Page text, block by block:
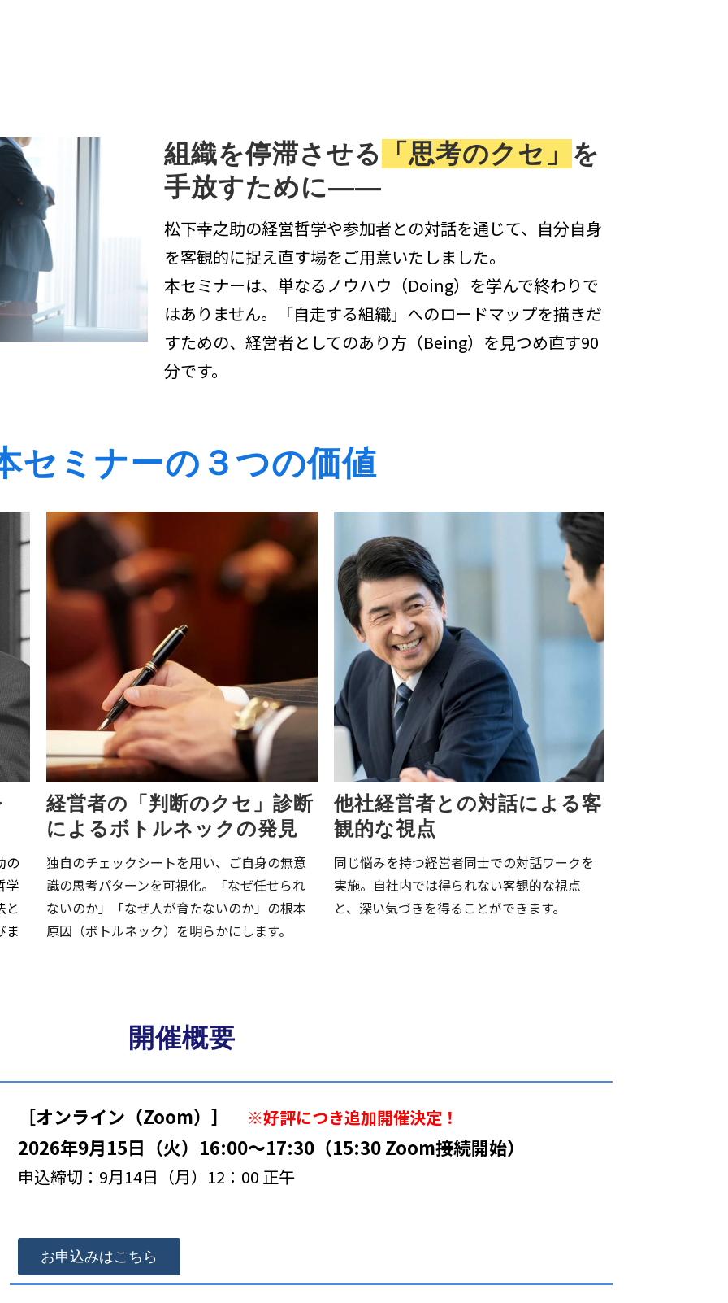
組織を停滞させる 「思考のクセ」 を
手放すために――
松下幸之助の経営哲学や参加者との対話を通じて、自分自身
を客観的に捉え直す場をご用意いたしました。
本セミナーは、単なるノウハウ（Doing）を学んで終わりで
はありません。「自走する組織」へのロードマップを描きだ
すための、経営者としてのあり方（Being）を見つめ直す90
分です。
セミナーの３つの価値
の
学
と
ま
経営者の「判断のクセ」診断
によるボトルネックの発見
独自のチェックシートを用い、ご自身の無意
識の思考パターンを可視化。「なぜ任せられ
ないのか」「なぜ人が育たないのか」の根本
原因（ボトルネック）を明らかにします。
他社経営者との対話による客
観的な視点
同じ悩みを持つ経営者同士での対話ワークを
実施。自社内では得られない客観的な視点
と、深い気づきを得ることができます。
開催概要
［オンライン（Zoom）］ ※好評につき追加開催決定！
2026年9月15日（火）16:00～17:30（15:30 Zoom接続開始）
申込締切：9月14日（月）12：00 正午
お申込みはこちら